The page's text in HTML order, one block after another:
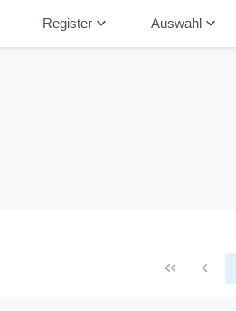
Registerkeyboard_arrow_down Auswahlkeyboard_arrow_down